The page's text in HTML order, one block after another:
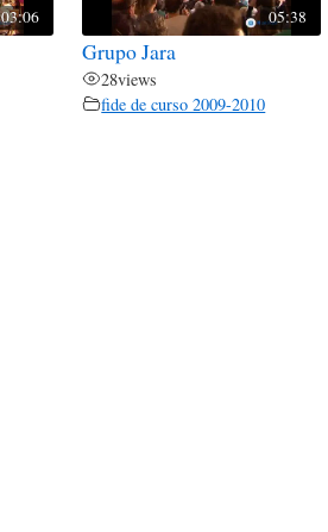
03:06 05:38
Grupo Jara
28views
fide de curso 2009-2010